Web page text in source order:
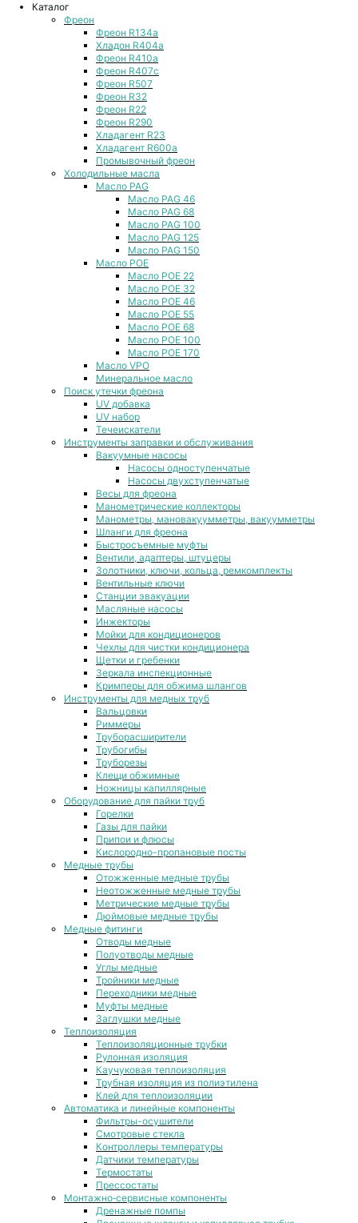
Каталог
Фреон
Фреон R134a
Хладон R404a
Фреон R410a
Фреон R407с
Фреон R507
Фреон R32
Фреон R22
Фреон R290
Хладагент R23
Хладагент R600a
Промывочный фреон
Холодильные масла
Масло PAG
Масло PAG 46
Масло PAG 68
Масло PAG 100
Масло PAG 125
Масло PAG 150
Масло POE
Масло POE 22
Масло POE 32
Масло POE 46
Масло POE 55
Масло POE 68
Масло POE 100
Масло POE 170
Масло VPO
Минеральное масло
Поиск утечки фреона
UV добавка
UV набор
Течеискатели
Инструменты заправки и обслуживания
Вакуумные насосы
Насосы одноступенчатые
Насосы двухступенчатые
Весы для фреона
Манометрические коллекторы
Манометры, мановакуумметры, вакуумметры
Шланги для фреона
Быстросъемные муфты
Вентили, адаптеры, штуцеры
Золотники, ключи, кольца, ремкомплекты
Вентильные ключи
Станции эвакуации
Масляные насосы
Инжекторы
Мойки для кондиционеров
Чехлы для чистки кондиционера
Щетки и гребенки
Зеркала инспекционные
Кримперы для обжима шлангов
Инструменты для медных труб
Вальцовки
Риммеры
Труборасширители
Трубогибы
Труборезы
Клещи обжимные
Ножницы капиллярные
Оборудование для пайки труб
Горелки
Газы для пайки
Припои и флюсы
Кислородно-пропановые посты
Медные трубы
Отожженные медные трубы
Неотожженные медные трубы
Метрические медные трубы
Дюймовые медные трубы
Медные фитинги
Отводы медные
Полуотводы медные
Углы медные
Тройники медные
Переходники медные
Муфты медные
Заглушки медные
Теплоизоляция
Теплоизоляционные трубки
Рулонная изоляция
Каучуковая теплоизоляция
Трубная изоляция из полиэтилена
Клей для теплоизоляции
Автоматика и линейные компоненты
Фильтры-осушители
Смотровые стекла
Контроллеры температуры
Датчики температуры
Термостаты
Прессостаты
Монтажно‑сервисные компоненты
Дренажные помпы